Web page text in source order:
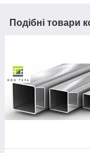
Подібні товари